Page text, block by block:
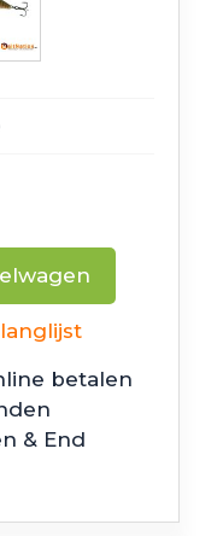
betalen
& End